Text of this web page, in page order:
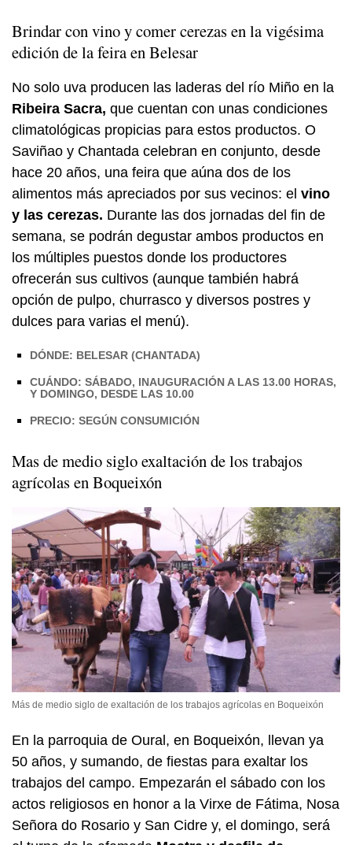
Brindar con vino y comer cerezas en la vigésima
edición de lafeiraen Belesar
No solo uva producen las laderas del río Miño en la
Ribeira Sacra, que cuentan con unas condiciones
climatológicas propicias para estos productos. O
Saviñao y Chantada celebran en conjunto, desde
hace 20 años, una feira que aúna dos de los
alimentos más apreciados por sus vecinos: el vino
y las cerezas. Durante las dos jornadas del fin de
semana, se podrán degustar ambos productos en
los múltiples puestos donde los productores
ofrecerán sus cultivos (aunque también habrá
opción de pulpo, churrasco y diversos postres y
dulces para varias el menú).
DÓNDE: BELESAR (CHANTADA)
CUÁNDO: SÁBADO, INAUGURACIÓN A LAS 13.00 HORAS,
Y DOMINGO, DESDE LAS 10.00
PRECIO: SEGÚN CONSUMICIÓN
Mas de medio siglo exaltación de los trabajos
agrícolas en Boqueixón
Más de medio siglo de exaltación de los trabajos agrícolas en Boqueixón
En la parroquia de Oural, en Boqueixón, llevan ya
50 años, y sumando, de fiestas para exaltar los
trabajos del campo. Empezarán el sábado con los
actos religiosos en honor a la Virxe de Fátima, Nosa
Señora do Rosario y San Cidre y, el domingo, será